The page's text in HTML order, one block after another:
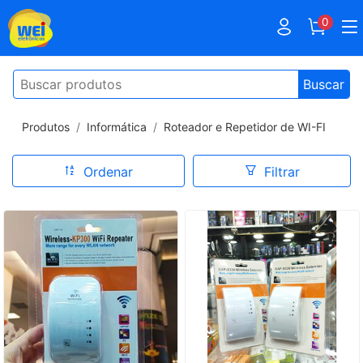
0
Buscar
Produtos Informática Roteador e Repetidor de WI-FI
Ordenar Filtrar